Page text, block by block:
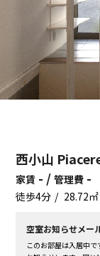
西小山
家賃 - /管理費 -
徒歩4分 28.72㎡
空室お知らせメー
このお部屋は入居中で